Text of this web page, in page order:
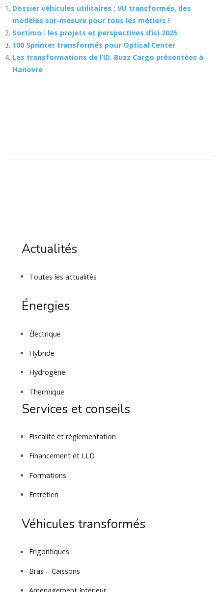
Dossier véhicules utilitaires : VU transformés, des
modèles sur-mesure pour tous les métiers !
Sortimo : les projets et perspectives d’ici 2025
100 Sprinter transformés pour Optical Center
Les transformations de l’ID. Buzz Cargo présentées à
Hanovre
Actualités
Toutes les actualités
Énergies
Électrique
Hybride
Hydrogène
Thermique
Services et conseils
Fiscalité et réglementation
Financement et LLD
Formations
Entretien
Véhicules transformés
Frigorifiques
Bras – Caissons